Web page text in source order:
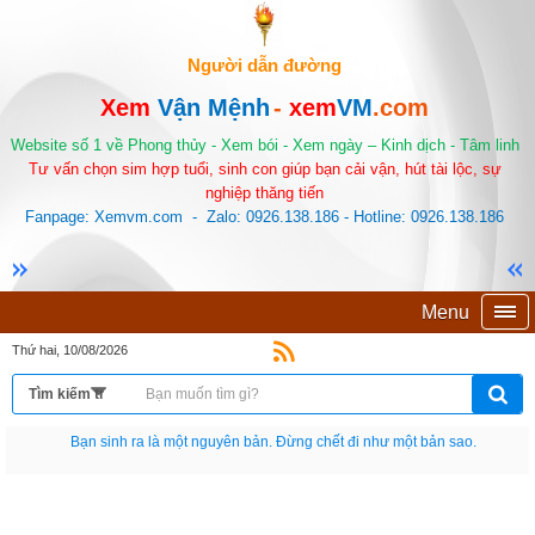
Người dẫn đường
Xem Vận Mệnh- xemVM.com
Website số 1 về Phong thủy - Xem bói - Xem ngày – Kinh dịch - Tâm linh
Tư vấn chọn sim hợp tuổi, sinh con giúp bạn cải vận, hút tài lộc, sự
nghiệp thăng tiến
Fanpage: Xemvm.com - Zalo: 0926.138.186 - Hotline: 0926.138.186
Menu
Thứ hai, 10/08/2026
Bạn sinh ra là một nguyên bản. Đừng chết đi như một bản sao.